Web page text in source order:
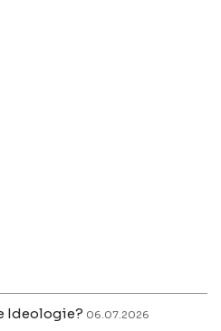
Ideologie? 06.07.2026